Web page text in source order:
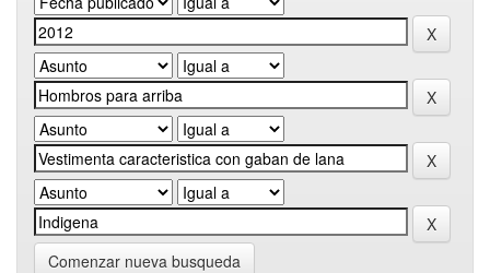
Comenzar nueva busqueda